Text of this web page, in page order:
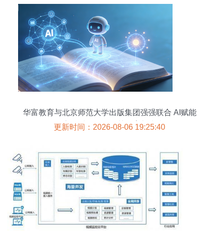
华富教育与北京师范大学出版集团强强联合 AI赋能
数字教材，引领智慧教育新未来
更新时间：2026-08-06 19:25:40